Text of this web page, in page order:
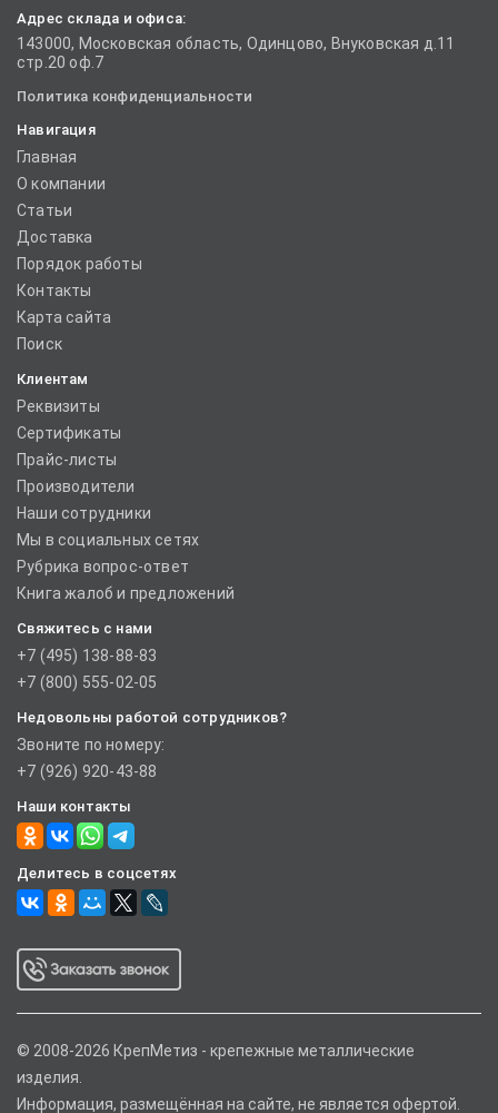
Адрес склада и офиса:
143000, Московская область, Одинцово, Внуковская д.11
стр.20 оф.7
Политика конфиденциальности
Навигация
Главная
О компании
Статьи
Доставка
Порядок работы
Контакты
Карта сайта
Поиск
Клиентам
Реквизиты
Сертификаты
Прайс-листы
Производители
Наши сотрудники
Мы в социальных сетях
Рубрика вопрос-ответ
Книга жалоб и предложений
Свяжитесь с нами
+7 (495) 138-88-83
+7 (800) 555-02-05
Недовольны работой сотрудников?
Звоните по номеру:
+7 (926) 920-43-88
Наши контакты
Делитесь в соцсетях
© 2008-2026 КрепМетиз - крепежные металлические
изделия.
Информация, размещённая на сайте, не является офертой.